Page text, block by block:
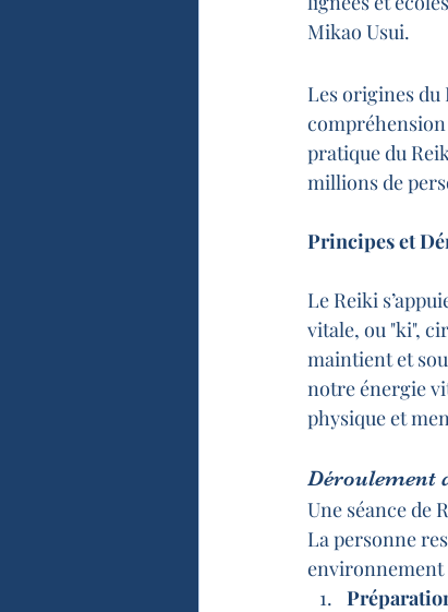
Mikao Usui.
Les origines du
compréhension
pratique du
millions de
Principes et
Le Reiki
vitale, ou "ki",
maintient et
notre énergie
physique et
Déroulement
Une séance de
La personne
environnement